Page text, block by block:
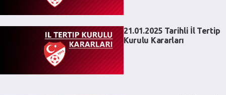
21.01.2025 Tarihli İl Tertip
Kurulu Kararları